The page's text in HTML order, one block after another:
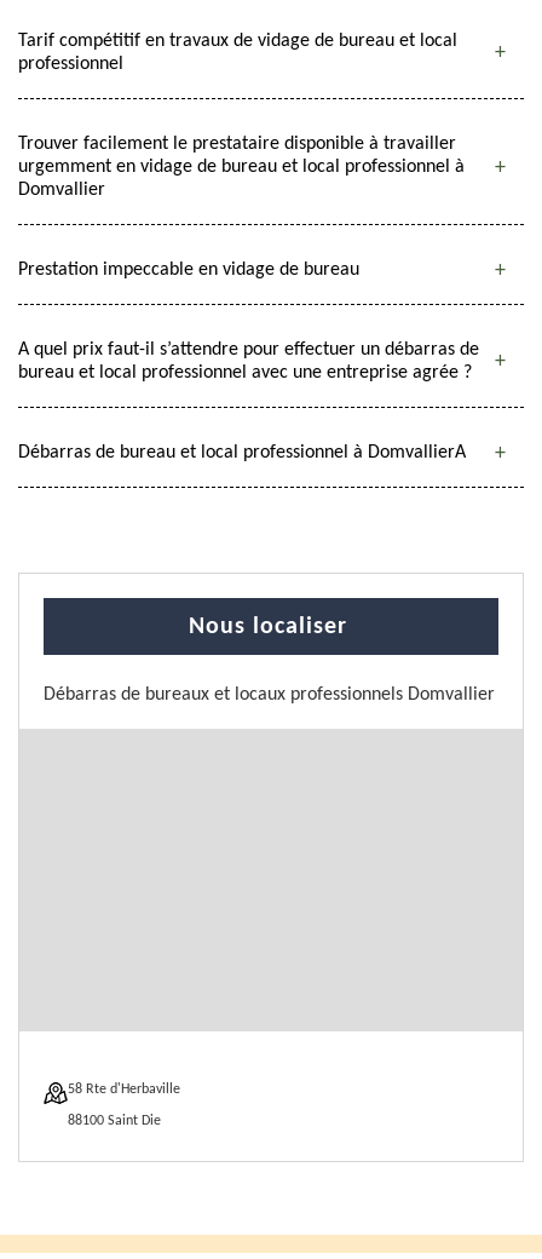
Tarif compétitif en travaux de vidage de bureau et local
professionnel
Trouver facilement le prestataire disponible à travailler
urgemment en vidage de bureau et local professionnel à
Domvallier
Prestation impeccable en vidage de bureau
A quel prix faut-il s’attendre pour effectuer un débarras de
bureau et local professionnel avec une entreprise agrée ?
Débarras de bureau et local professionnel à DomvallierA
Nous localiser
Débarras de bureaux et locaux professionnels Domvallier
58 Rte d'Herbaville
88100 Saint Die